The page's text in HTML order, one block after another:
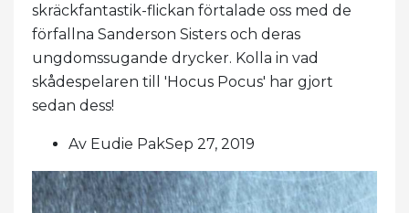
skräckfantastik-flickan förtalade oss med de
förfallna Sanderson Sisters och deras
ungdomssugande drycker. Kolla in vad
skådespelaren till 'Hocus Pocus' har gjort
sedan dess!
Av Eudie PakSep 27, 2019